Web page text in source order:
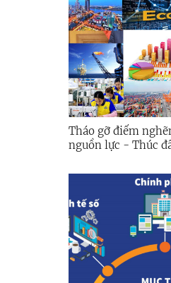
Tháo gỡ điểm
nguồn lực - Thúc